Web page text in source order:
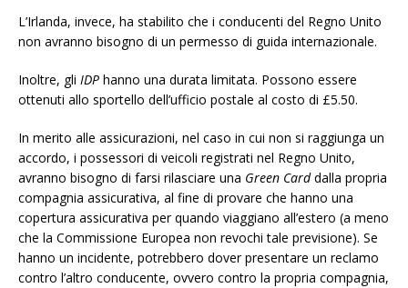
L’Irlanda, invece, ha stabilito che i conducenti del Regno Unito
non avranno bisogno di un permesso di guida internazionale.
Inoltre, gli IDP hanno una durata limitata. Possono essere
ottenuti allo sportello dell’ufficio postale al costo di £5.50.
In merito alle assicurazioni, nel caso in cui non si raggiunga un
accordo, i possessori di veicoli registrati nel Regno Unito,
avranno bisogno di farsi rilasciare una Green Carddalla propria
compagnia assicurativa, al fine di provare che hanno una
copertura assicurativa per quando viaggiano all’estero (a meno
che la Commissione Europea non revochi tale previsione). Se
hanno un incidente, potrebbero dover presentare un reclamo
contro l’altro conducente, ovvero contro la propria compagnia,